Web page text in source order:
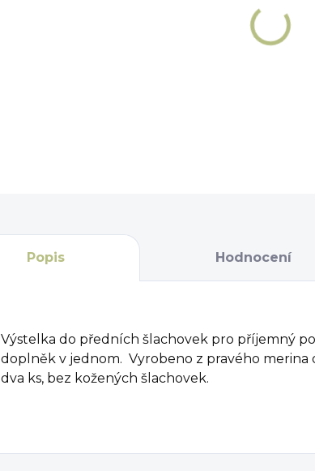
Popis Hodnocení
Výstelka do předních šlachovek pro příjemný
doplněk v jednom. Vyrobeno z pravého merina
dva ks, bez kožených šlachovek.